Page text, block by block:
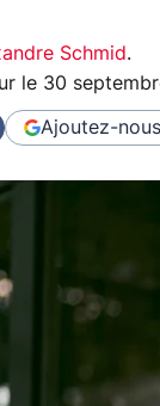
Schmid.
le 30
Ajoutez-